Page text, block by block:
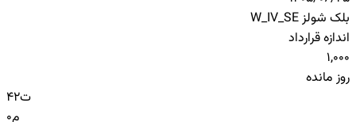
بلک شولز W_IV_SE
اندازه قرارداد
1,000
روز مانده
42ت
0م